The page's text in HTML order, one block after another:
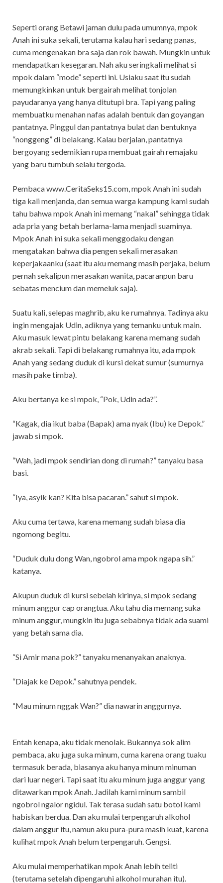
Seperti orang Betawi jaman dulu pada umumnya, mpok
Anah ini suka sekali, terutama kalau hari sedang panas,
cuma mengenakan bra saja dan rok bawah. Mungkin untuk
mendapatkan kesegaran. Nah aku seringkali melihat si
mpok dalam “mode” seperti ini. Usiaku saat itu sudah
memungkinkan untuk bergairah melihat tonjolan
payudaranya yang hanya ditutupi bra. Tapi yang paling
membuatku menahan nafas adalah bentuk dan goyangan
pantatnya. Pinggul dan pantatnya bulat dan bentuknya
“nonggeng” di belakang. Kalau berjalan, pantatnya
bergoyang sedemikian rupa membuat gairah remajaku
yang baru tumbuh selalu tergoda.
Pembaca www.CeritaSeks15.com, mpok Anah ini sudah
tiga kali menjanda, dan semua warga kampung kami sudah
tahu bahwa mpok Anah ini memang “nakal” sehingga tidak
ada pria yang betah berlama-lama menjadi suaminya.
Mpok Anah ini suka sekali menggodaku dengan
mengatakan bahwa dia pengen sekali merasakan
keperjakaanku (saat itu aku memang masih perjaka, belum
pernah sekalipun merasakan wanita, pacaranpun baru
sebatas mencium dan memeluk saja).
Suatu kali, selepas maghrib, aku ke rumahnya. Tadinya aku
ingin mengajak Udin, adiknya yang temanku untuk main.
Aku masuk lewat pintu belakang karena memang sudah
akrab sekali. Tapi di belakang rumahnya itu, ada mpok
Anah yang sedang duduk di kursi dekat sumur (sumurnya
masih pake timba).
Aku bertanya ke si mpok, “Pok, Udin ada?”.
“Kagak, dia ikut baba (Bapak) ama nyak (Ibu) ke Depok.”
jawab si mpok.
“Wah, jadi mpok sendirian dong di rumah?” tanyaku basa
basi.
“Iya, asyik kan? Kita bisa pacaran.” sahut si mpok.
Aku cuma tertawa, karena memang sudah biasa dia
ngomong begitu.
“Duduk dulu dong Wan, ngobrol ama mpok ngapa sih.”
katanya.
Akupun duduk di kursi sebelah kirinya, si mpok sedang
minum anggur cap orangtua. Aku tahu dia memang suka
minum anggur, mungkin itu juga sebabnya tidak ada suami
yang betah sama dia.
“Si Amir mana pok?” tanyaku menanyakan anaknya.
“Diajak ke Depok.” sahutnya pendek.
“Mau minum nggak Wan?” dia nawarin anggurnya.
Entah kenapa, aku tidak menolak. Bukannya sok alim
pembaca, aku juga suka minum, cuma karena orang tuaku
termasuk berada, biasanya aku hanya minum minuman
dari luar negeri. Tapi saat itu aku minum juga anggur yang
ditawarkan mpok Anah. Jadilah kami minum sambil
ngobrol ngalor ngidul. Tak terasa sudah satu botol kami
habiskan berdua. Dan aku mulai terpengaruh alkohol
dalam anggur itu, namun aku pura-pura masih kuat, karena
kulihat mpok Anah belum terpengaruh. Gengsi.
Aku mulai memperhatikan mpok Anah lebih teliti
(terutama setelah dipengaruhi alkohol murahan itu).